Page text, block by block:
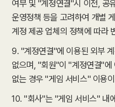
여부 및 "계정연결"시 이전, 공
운영정책 등을 고려하여 개별
계정 제공 업체의 정책에 따라
9. "계정연결"에 이용된 외부
없으며, "회원"이 "계정연결"에
없는 경우 "게임 서비스" 이용
10. "회사"는 "게임 서비스" 내